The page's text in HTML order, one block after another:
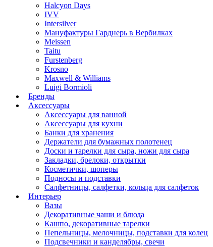
Halcyon Days
IVV
Intersilver
Мануфактуры Гарднерь в Вербилках
Meissen
Taitu
Furstenberg
Krosno
Maxwell & Williams
Luigi Bormioli
Бренды
Аксессуары
Аксессуары для ванной
Аксессуары для кухни
Банки для хранения
Держатели для бумажных полотенец
Доски и тарелки для сыра, ножи для сыра
Закладки, брелоки, открытки
Косметички, шоперы
Подносы и подставки
Салфетницы, салфетки, кольца для салфеток
Интерьер
Вазы
Декоративные чаши и блюда
Кашпо, декоративные тарелки
Пепельницы, мелочницы, подставки для колец
Подсвечники и канделябры, свечи